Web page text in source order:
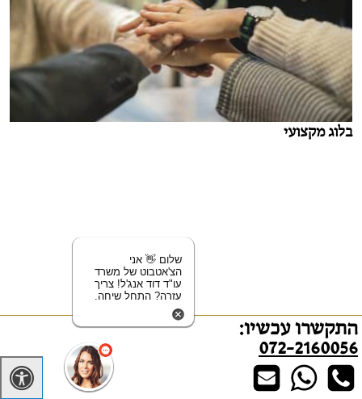
בלוג מקצועי
גירושין/התרת נישואים אזרחיים בישראל
התקשרו עכשיו:
072-2160056
שלום 👋 אני
הצ'אטבוט של משרד
עו"ד דוד אנג'ל! צריך
עזרה? התחל שיחה.